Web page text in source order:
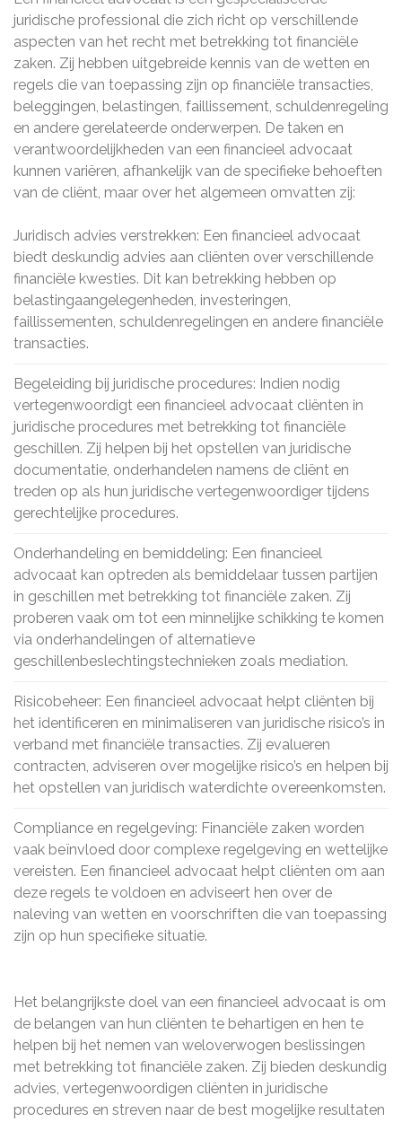
juridische professional die zich richt op verschillende
aspecten van het recht met betrekking tot financiële
zaken. Zij hebben uitgebreide kennis van de wetten en
regels die van toepassing zijn op financiële transacties,
beleggingen, belastingen, faillissement, schuldenregeling
en andere gerelateerde onderwerpen. De taken en
verantwoordelijkheden van een financieel advocaat
kunnen variëren, afhankelijk van de specifieke behoeften
van de cliënt, maar over het algemeen omvatten zij:
Juridisch advies verstrekken: Een financieel advocaat
biedt deskundig advies aan cliënten over verschillende
financiële kwesties. Dit kan betrekking hebben op
belastingaangelegenheden, investeringen,
faillissementen, schuldenregelingen en andere financiële
transacties.
Begeleiding bij juridische procedures: Indien nodig
vertegenwoordigt een financieel advocaat cliënten in
juridische procedures met betrekking tot financiële
geschillen. Zij helpen bij het opstellen van juridische
documentatie, onderhandelen namens de cliënt en
treden op als hun juridische vertegenwoordiger tijdens
gerechtelijke procedures.
Onderhandeling en bemiddeling: Een financieel
advocaat kan optreden als bemiddelaar tussen partijen
in geschillen met betrekking tot financiële zaken. Zij
proberen vaak om tot een minnelijke schikking te komen
via onderhandelingen of alternatieve
geschillenbeslechtingstechnieken zoals mediation.
Risicobeheer: Een financieel advocaat helpt cliënten bij
het identificeren en minimaliseren van juridische risico’s in
verband met financiële transacties. Zij evalueren
contracten, adviseren over mogelijke risico’s en helpen bij
het opstellen van juridisch waterdichte overeenkomsten.
Compliance en regelgeving: Financiële zaken worden
vaak beïnvloed door complexe regelgeving en wettelijke
vereisten. Een financieel advocaat helpt cliënten om aan
deze regels te voldoen en adviseert hen over de
naleving van wetten en voorschriften die van toepassing
zijn op hun specifieke situatie.
Het belangrijkste doel van een financieel advocaat is om
de belangen van hun cliënten te behartigen en hen te
helpen bij het nemen van weloverwogen beslissingen
met betrekking tot financiële zaken. Zij bieden deskundig
advies, vertegenwoordigen cliënten in juridische
procedures en streven naar de best mogelijke resultaten